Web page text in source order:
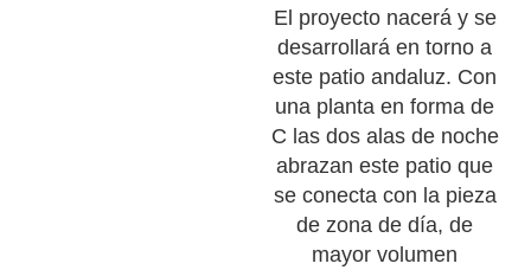
El proyecto nacerá y se
desarrollará en torno a
este patio andaluz. Con
una planta en forma de
C las dos alas de noche
abrazan este patio que
se conecta con la pieza
de zona de día, de
mayor volumen